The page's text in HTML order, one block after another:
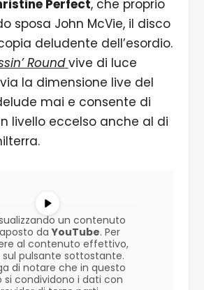
Perfect, che proprio
sposa John McVie, il disco
deludente dell’esordio.
Round vive di luce
la dimensione live del
mai e consente di
livello eccelso anche al di
un contenuto
daYouTube. Per
al contenuto effettivo,
pulsante sottostante.
di notare che in questo
si condividono i dati con